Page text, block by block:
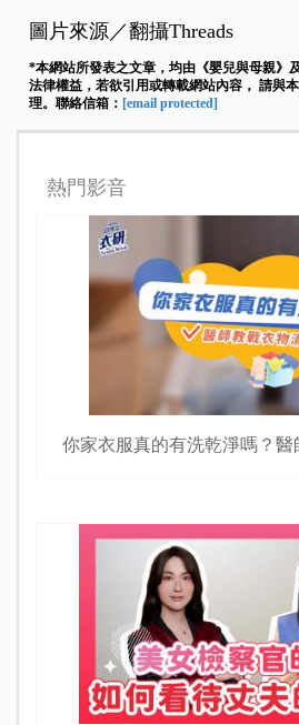
圖片來源／翻攝Threads
*本網站所發表之文章，均由《嬰兒與母親》
法律權益，若欲引用或轉載網站內容， 請與
理。聯絡信箱： [email protected]
熱門影音
你家衣服真的有洗乾淨嗎？